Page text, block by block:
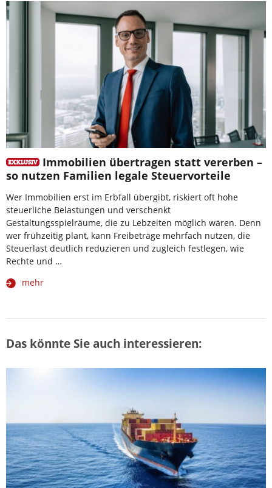
Immobilien übertragen statt vererben –
so nutzen Familien legale Steuervorteile
Wer Immobilien erst im Erbfall übergibt, riskiert oft hohe
steuerliche Belastungen und verschenkt
Gestaltungsspielräume, die zu Lebzeiten möglich wären. Denn
wer frühzeitig plant, kann Freibeträge mehrfach nutzen, die
Steuerlast deutlich reduzieren und zugleich festlegen, wie
Rechte und …
mehr
Das könnte Sie auch interessieren: